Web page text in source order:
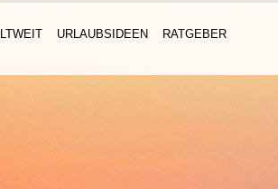
URLAUBSIDEEN RATGEBER